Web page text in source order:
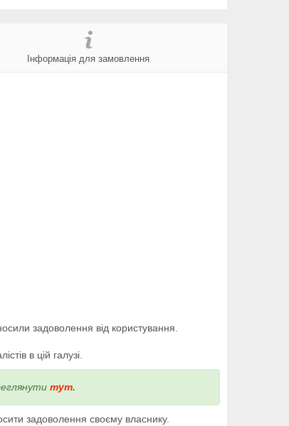
Інформація для замовлення
задоволення від користування.
в цій галузі.
тут.
задоволення своєму власнику.